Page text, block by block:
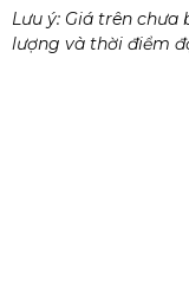
Lưu ý: Giá trên chưa
lượng và thời điểm